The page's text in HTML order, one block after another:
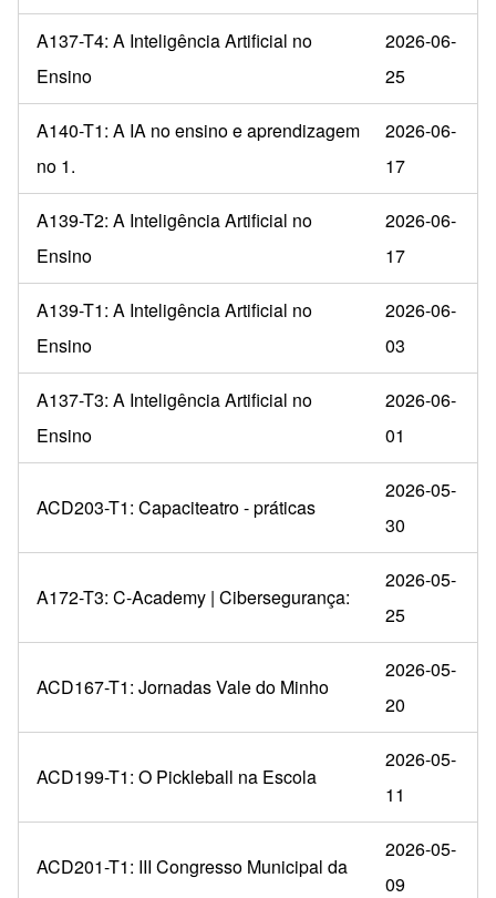
A137-T4: A Inteligência Artificial no
Ensino
2026-06-
25
A140-T1: A IA no ensino e aprendizagem
no 1.
2026-06-
17
A139-T2: A Inteligência Artificial no
Ensino
2026-06-
17
A139-T1: A Inteligência Artificial no
Ensino
2026-06-
03
A137-T3: A Inteligência Artificial no
Ensino
2026-06-
01
ACD203-T1: Capaciteatro - práticas
2026-05-
30
A172-T3: C-Academy | Cibersegurança:
2026-05-
25
ACD167-T1: Jornadas Vale do Minho
2026-05-
20
ACD199-T1: O Pickleball na Escola
2026-05-
11
ACD201-T1: III Congresso Municipal da
2026-05-
09